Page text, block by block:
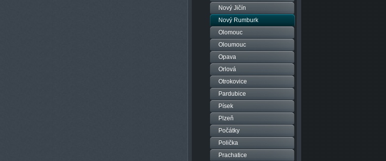
Nový Jičín
Nový Rumburk
Olomouc
Oloumouc
Opava
Orlová
Otrokovice
Pardubice
Písek
Plzeň
Počátky
Polička
Prachatice